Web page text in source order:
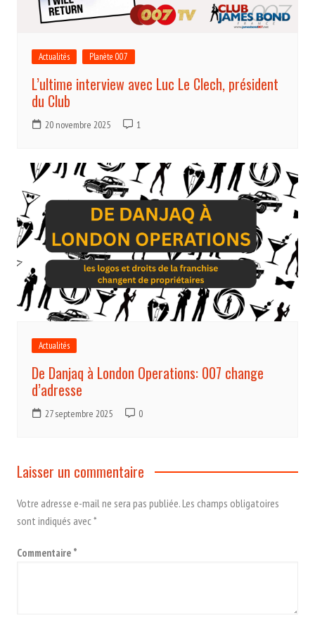
Actualités Planète 007
L’ultime interview avec Luc Le Clech, président
du Club
20 novembre 2025 1
Actualités
De Danjaq à London Operations: 007 change
d’adresse
27 septembre 2025 0
Laisser un commentaire
Votre adresse e-mail ne sera pas publiée.Les champs obligatoires
sont indiqués avec*
Commentaire *